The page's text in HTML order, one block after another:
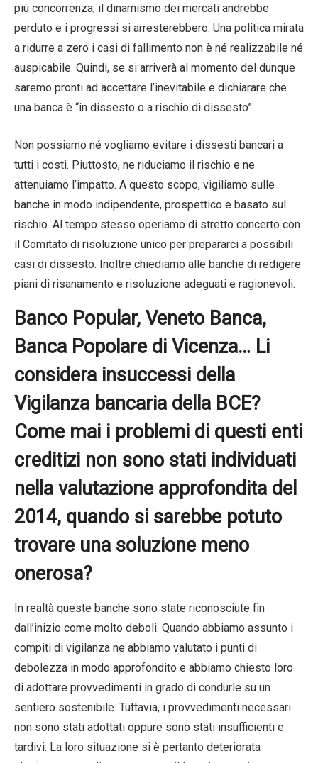
più concorrenza, il dinamismo dei mercati andrebbe
perduto e i progressi si arresterebbero. Una politica mirata
a ridurre a zero i casi di fallimento non è né realizzabile né
auspicabile. Quindi, se si arriverà al momento del dunque
saremo pronti ad accettare l’inevitabile e dichiarare che
una banca è “in dissesto o a rischio di dissesto”.
Non possiamo né vogliamo evitare i dissesti bancari a
tutti i costi. Piuttosto, ne riduciamo il rischio e ne
attenuiamo l’impatto. A questo scopo, vigiliamo sulle
banche in modo indipendente, prospettico e basato sul
rischio. Al tempo stesso operiamo di stretto concerto con
il Comitato di risoluzione unico per prepararci a possibili
casi di dissesto. Inoltre chiediamo alle banche di redigere
piani di risanamento e risoluzione adeguati e ragionevoli.
Banco Popular, Veneto Banca,
Banca Popolare di Vicenza… Li
considera insuccessi della
Vigilanza bancaria della BCE?
Come mai i problemi di questi enti
creditizi non sono stati individuati
nella valutazione approfondita del
2014, quando si sarebbe potuto
trovare una soluzione meno
onerosa?
In realtà queste banche sono state riconosciute fin
dall’inizio come molto deboli. Quando abbiamo assunto i
compiti di vigilanza ne abbiamo valutato i punti di
debolezza in modo approfondito e abbiamo chiesto loro
di adottare provvedimenti in grado di condurle su un
sentiero sostenibile. Tuttavia, i provvedimenti necessari
non sono stati adottati oppure sono stati insufficienti e
tardivi. La loro situazione si è pertanto deteriorata